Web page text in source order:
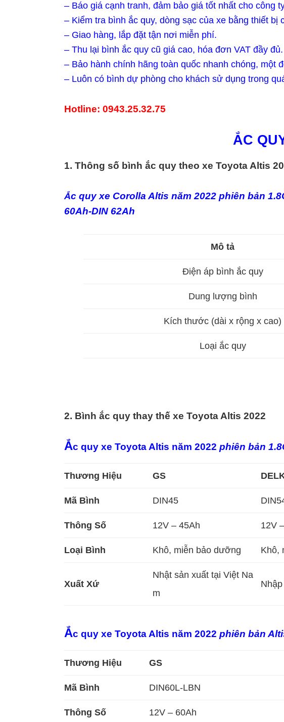
– Báo giá cạnh tranh, đảm bảo giá tốt nhất cho công
– Kiểm tra bình ắc quy, dòng sạc của xe bằng thiết bị
– Giao hàng, lắp đặt tận nơi miễn phí.
– Thu lại bình ắc quy cũ giá cao, hóa đơn VAT đầy đủ.
– Bảo hành chính hãng toàn quốc nhanh chóng, một
– Luôn có bình dự phòng cho khách sử dụng trong
Hotline: 0943.25.32.75
ẮC
1. Thông số bình ắc quy theo xe Toyota Altis
Ắc quy xe Corolla Altis năm 2022 phiên bản
60Ah-DIN 62Ah
Mô tả
Điện áp bình ắc quy
Dung lượng bình
Kích thước (dài x rộng x cao)
Loại ắc quy
2. Bình ắc quy thay thế xe Toyota Altis 2022
Ắc quy xe Toyota Altis năm 2022 phiên bản
Thương Hiệu GS
Mã Bình DIN45
Thông Số 12V – 45Ah 12V
Loại Bình Khô, miễn bảo dưỡng Khô,
Xuất Xứ
Nhật sản xuất tại Việt Na
m
Ắc quy xe Toyota Altis năm 2022 phiên bản
Thương Hiệu GS
Mã Bình DIN60L-LBN
Thông Số 12V – 60Ah